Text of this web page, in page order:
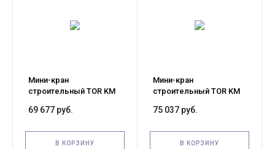
Мини-кран
строительный TOR KM
лебедкой KCD 500 кг 60
69 677 руб.
В КОРЗИНУ
Мини-кран
строительный TOR KM
лебедкой KCD (TSA)
75 037 руб.
В КОРЗИНУ